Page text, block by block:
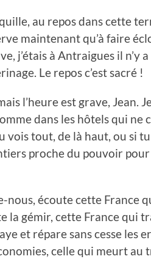
au repos dans cette
maintenant qu’à faire
j’étais à Antraigues il n’y a
Le repos c’est sacré !
l’heure est grave, Jean.
dans les hôtels qui ne
vois tout, de là haut, ou si
proche du pouvoir
nous, écoute cette France
la gémir, cette France qui
et répare sans cesse les
celle qui meurt au